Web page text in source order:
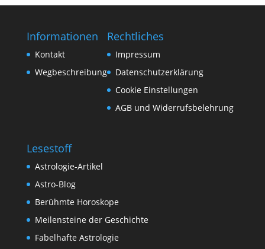
Informationen
Kontakt
Wegbeschreibung
Rechtliches
Impressum
Datenschutzerklärung
Cookie Einstellungen
AGB und Widerrufsbelehrung
Lesestoff
Astrologie-Artikel
Astro-Blog
Berühmte Horoskope
Meilensteine der Geschichte
Fabelhafte Astrologie